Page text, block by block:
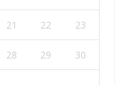
21 22 23
28 29 30